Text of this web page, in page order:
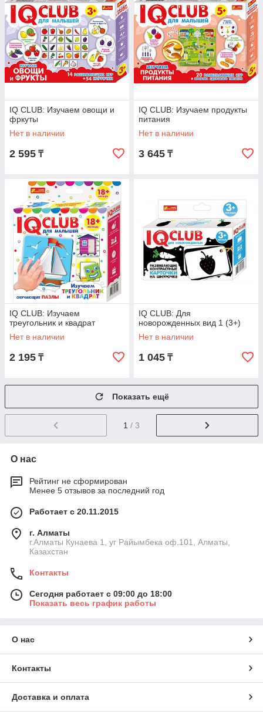
IQ CLUB: Изучаем овощи и
фркуты
Нет в наличии
2 595 ₸
IQ CLUB: Изучаем продукты
питания
Нет в наличии
3 645 ₸
IQ CLUB: Изучаем
треугольник и квадрат
Нет в наличии
2 195 ₸
IQ CLUB: Для
новорожденных вид 1 (3+)
Нет в наличии
1 045 ₸
Показать ещё
1 / 3
О нас
Рейтинг не сформирован
Менее 5 отзывов за последний год
Работает с 20.11.2015
г. Алматы
г.Алматы Кунаева 1, уг Райымбека оф.101, Алматы,
Казахстан
Контакты
Сегодня работает с 09:00 до 18:00
Показать весь график работы
О нас
Контакты
Доставка и оплата